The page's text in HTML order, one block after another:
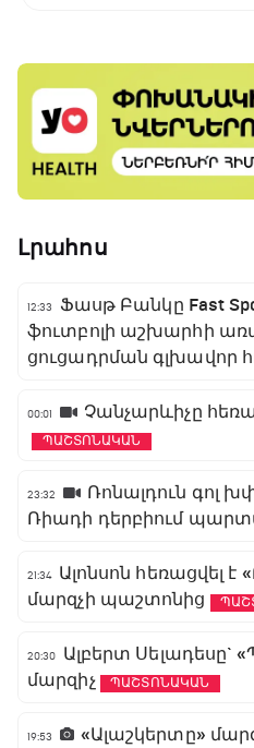
Լրահոս
12:33
Ֆասթ Բանկը Fast
ֆուտբոլի աշխարհի
ցուցադրման գլխավոր
00:01 Չանչարևիչը
ՊԱՇՏՈՆԱԿԱՆ
23:32
Ռոնալդուն գոլ
Ռիադի դերբիում
21:34 Ալոնսոն հեռացվել է
մարզչի պաշտոնից
20:30
Ալբերտ Սելադեսը`
մարզիչ
ՊԱՇՏՈՆԱԿԱՆ
19:53
«Ալաշկերտը»